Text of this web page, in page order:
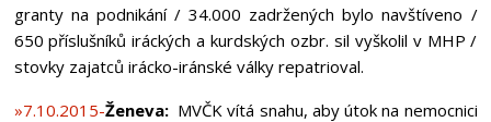
granty na podnikání / 34.000 zadržených bylo navštíveno /
650 příslušníků iráckých a kurdských ozbr. sil vyškolil v MHP /
stovky zajatců irácko-iránské války repatrioval.
»7.10.2015-Ženeva: MVČK vítá snahu, aby útok na nemocnici